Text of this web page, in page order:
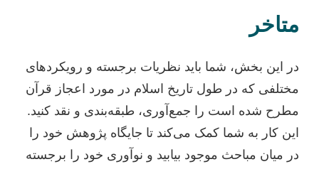
متاخر
در این بخش، شما باید نظریات برجسته و رویکردهای
مختلفی که در طول تاریخ اسلام در مورد اعجاز قرآن
مطرح شده است را جمع‌آوری، طبقه‌بندی و نقد کنید.
این کار به شما کمک می‌کند تا جایگاه پژوهش خود را
در میان مباحث موجود بیابید و نوآوری خود را برجسته